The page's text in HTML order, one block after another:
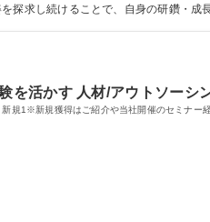
けることで、自身の研鑽・成長につなげ
を活かす 人材/アウトソーシ
規1※新規獲得はご紹介や当社開催のセミナー